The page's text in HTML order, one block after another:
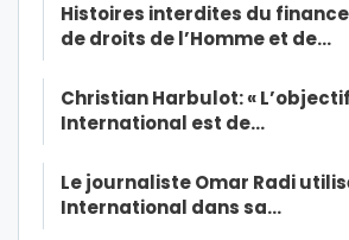
Histoires interdites du
de droits de l’Homme et de…
Christian Harbulot: «
International est de…
Le journaliste Omar Radi
International dans sa…